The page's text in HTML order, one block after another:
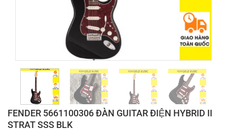
FENDER 5661100306 ĐÀN GUITAR ĐIỆN HYBRID II
STRAT SSS BLK